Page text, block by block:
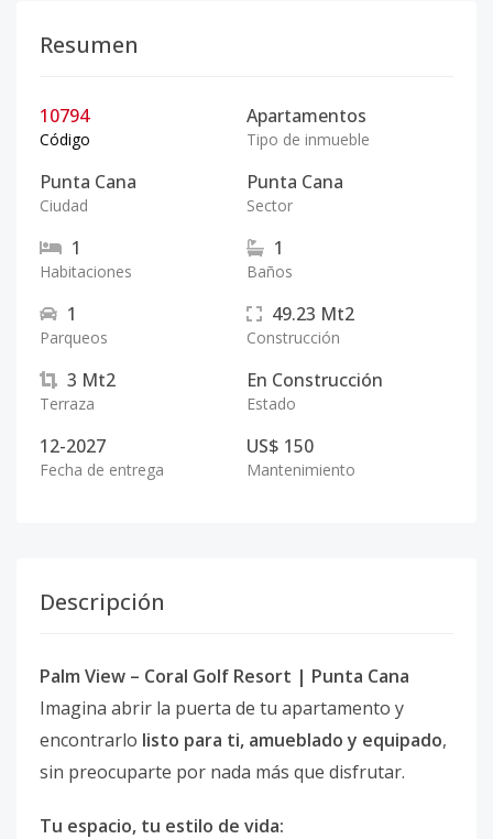
Resumen
10794
Código
Apartamentos
Tipo de inmueble
Punta Cana
Ciudad
Punta Cana
Sector
1
Habitaciones
1
Baños
1
Parqueos
49.23 Mt2
Construcción
3 Mt2
Terraza
En Construcción
Estado
12-2027
Fecha de entrega
US$ 150
Mantenimiento
Descripción
Palm View – Coral Golf Resort | Punta Cana
Imagina abrir la puerta de tu apartamento y
encontrarlo listo para ti, amueblado y equipado,
sin preocuparte por nada más que disfrutar.
Tu espacio, tu estilo de vida: